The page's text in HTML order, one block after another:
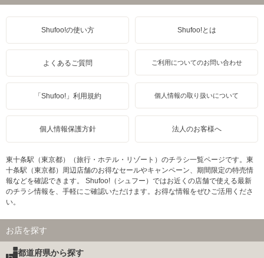
Shufoo!の使い方 Shufoo!とは
よくあるご質問 ご利用についてのお問い合わせ
「Shufoo!」利用規約 個人情報の取り扱いについて
個人情報保護方針 法人のお客様へ
東十条駅（東京都）（旅行・ホテル・リゾート）のチラシ一覧ページです。東
十条駅（東京都）周辺店舗のお得なセールやキャンペーン、期間限定の特売情
報などを確認できます。 Shufoo!（シュフー）ではお近くの店舗で使える最新
のチラシ情報を、手軽にご確認いただけます。お得な情報をぜひご活用くださ
い。
お店を探す
都道府県から探す